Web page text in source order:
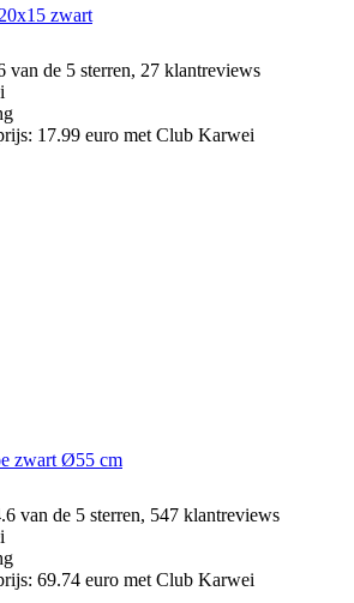
zwart
van de 5 sterren, 27 klantreviews
17.99 euro met Club Karwei
zwart Ø55 cm
van de 5 sterren, 547 klantreviews
69.74 euro met Club Karwei